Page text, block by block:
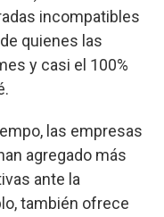
incompatibles
quienes las
y casi el 100%
las empresas
agregado más
ante la
también ofrece